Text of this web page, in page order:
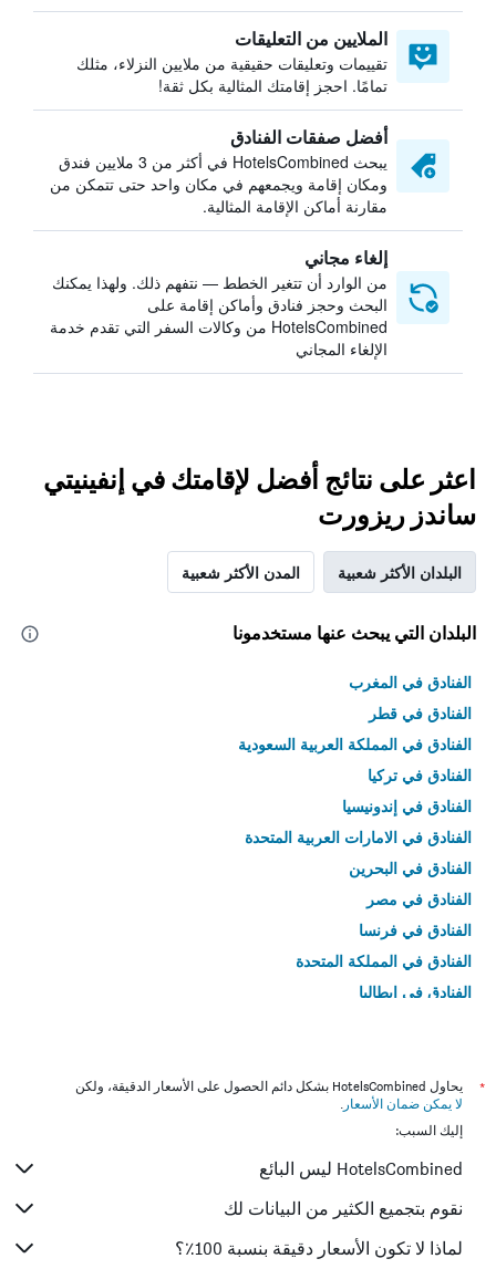
الملايين من التعليقات
تقييمات وتعليقات حقيقية من ملايين النزلاء، مثلك
تمامًا. احجز إقامتك المثالية بكل ثقة!
أفضل صفقات الفنادق
يبحث HotelsCombined في أكثر من 3 ملايين فندق
ومكان إقامة ويجمعهم في مكان واحد حتى تتمكن من
مقارنة أماكن الإقامة المثالية.
إلغاء مجاني
من الوارد أن تتغير الخطط — نتفهم ذلك. ولهذا يمكنك
البحث وحجز فنادق وأماكن إقامة على
HotelsCombined من وكالات السفر التي تقدم خدمة
الإلغاء المجاني
اعثر على نتائج أفضل لإقامتك في إنفينيتي
ساندز ريزورت
البلدان الأكثر شعبية المدن الأكثر شعبية
البلدان التي يبحث عنها مستخدمونا
الفنادق في المغرب
الفنادق في قطر
الفنادق في المملكة العربية السعودية
الفنادق في تركيا
الفنادق في إندونيسيا
الفنادق في الامارات العربية المتحدة
الفنادق في البحرين
الفنادق في مصر
الفنادق في فرنسا
الفنادق في المملكة المتحدة
الفنادق في إيطاليا
*
يحاول HotelsCombined بشكل دائم الحصول على الأسعار الدقيقة، ولكن
لا يمكن ضمان الأسعار .
إليك السبب:
HotelsCombined ليس البائع
نقوم بتجميع الكثير من البيانات لك
لماذا لا تكون الأسعار دقيقة بنسبة 100٪؟